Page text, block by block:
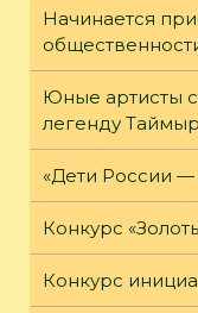
Начинается
Юные артисты
легенду
«Дети России —
Конкурс
Конкурс